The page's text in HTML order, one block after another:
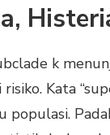
k
risiko. Kata
populasi.